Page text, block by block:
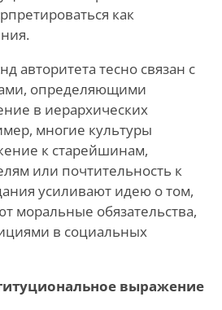
как
авторитета тесно связан с
определяющими
в иерархических
многие культуры
к старейшинам,
или почтительность к
усиливают идею о том,
моральные обязательства,
в социальных
выражение